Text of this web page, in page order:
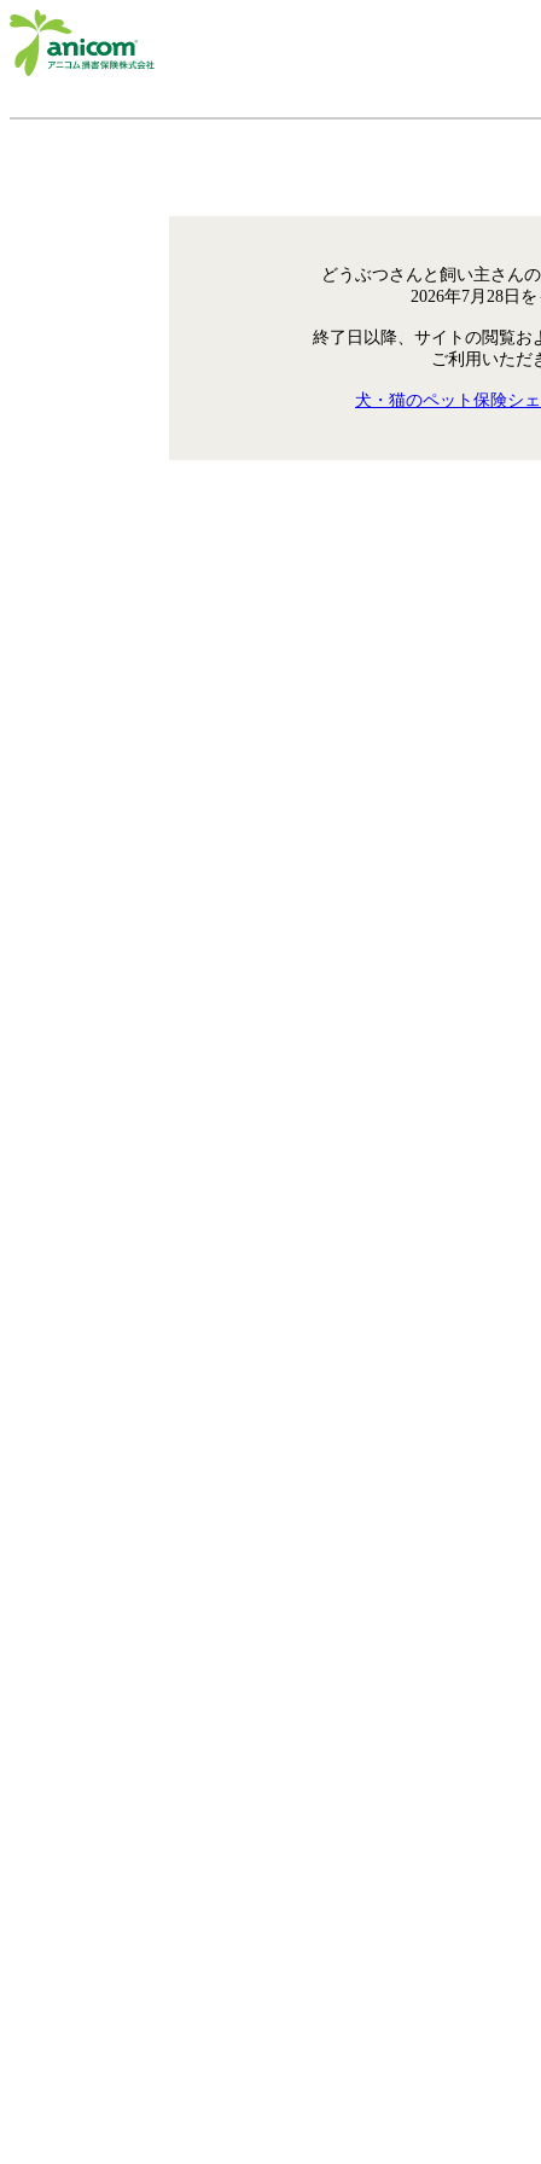
どうぶつさんと飼い主さん
2026年7月28日
終了日以降、サイトの閲覧お
ご利用いただ
犬・猫のペット保険シ